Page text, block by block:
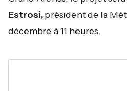
Estrosi, président de la
décembre à 11 heures.